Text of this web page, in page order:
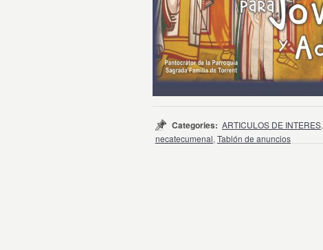
Categories: ARTICULOS DE INTERES,
necatecumenal, Tablón de anuncios